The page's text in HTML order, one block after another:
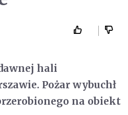
hali
Pożar wybuchł
na obiekt